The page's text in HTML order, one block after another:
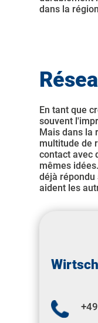
dans la
En tant que
souvent
Mais dans la
multitude de
contact avec
mêmes
déjà répondu
aident les
+